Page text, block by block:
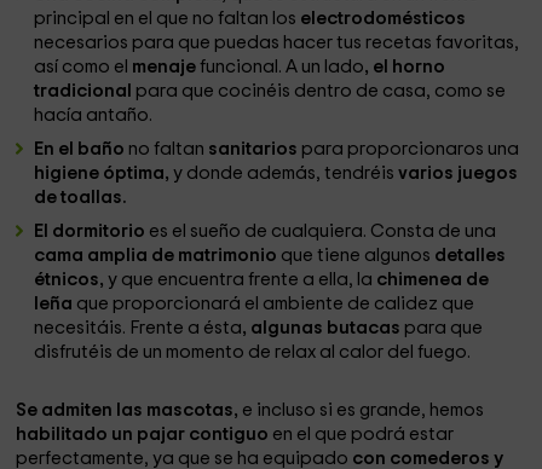
principal en el que no faltan los electrodomésticos
necesarios para que puedas hacer tus recetas favoritas,
así como el menajefuncional. A un lado, el horno
tradicional para que cocinéis dentro de casa, como se
hacía antaño.
En el baño no faltan sanitarios para proporcionaros una
higiene óptima,y donde además, tendréisvarios juegos
de toallas.
El dormitorio es el sueño de cualquiera. Consta de una
cama amplia de matrimonio que tiene algunos detalles
étnicos,y que encuentra frente a ella, la chimenea de
leña que proporcionará el ambiente de calidez que
necesitáis. Frente a ésta, algunas butacas para que
disfrutéis de un momento de relax al calor del fuego.
Se admiten las mascotas, e incluso si es grande, hemos
habilitado un pajar contiguo en el que podrá estar
perfectamente, ya que se ha equipado con comederos y